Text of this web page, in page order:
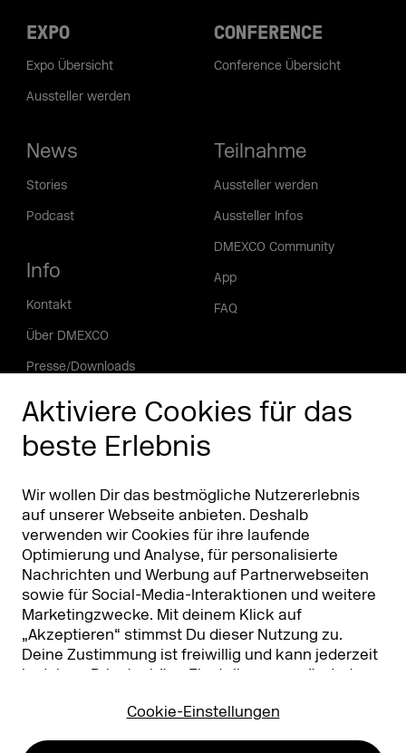
Aktiviere Cookies für das
beste Erlebnis
Wir wollen Dir das bestmögliche Nutzererlebnis
auf unserer Webseite anbieten. Deshalb
verwenden wir Cookies für ihre laufende
Optimierung und Analyse, für personalisierte
Nachrichten und Werbung auf Partnerwebseiten
sowie für Social-Media-Interaktionen und weitere
Marketingzwecke. Mit deinem Klick auf
„Akzeptieren“ stimmst Du dieser Nutzung zu.
Deine Zustimmung ist freiwillig und kann jederzeit
in deinen Privatsphäre-Einstellungen
geändert
Nutzung findest Du in unserer
Cookie-Einstellungen
EXPO
Expo Übersicht
Aussteller werden
CONFERENCE
Conference Übersicht
News
Stories
Podcast
Info
Kontakt
Über DMEXCO
Presse/Downloads
Phishing Alarm
Teilnahme
Aussteller werden
Aussteller Infos
DMEXCO Community
App
FAQ
Partner
Partner & Sponsoren DMEXCO Asia
Koelnmesse GmbH
T. +49 221 821 2020